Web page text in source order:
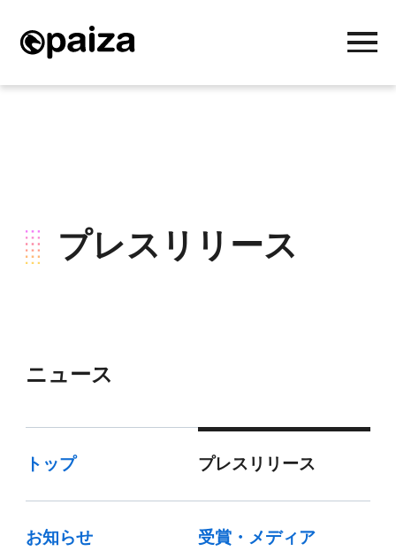
プレスリリース
ニュース
トップ プレスリリース
お知らせ 受賞・メディア